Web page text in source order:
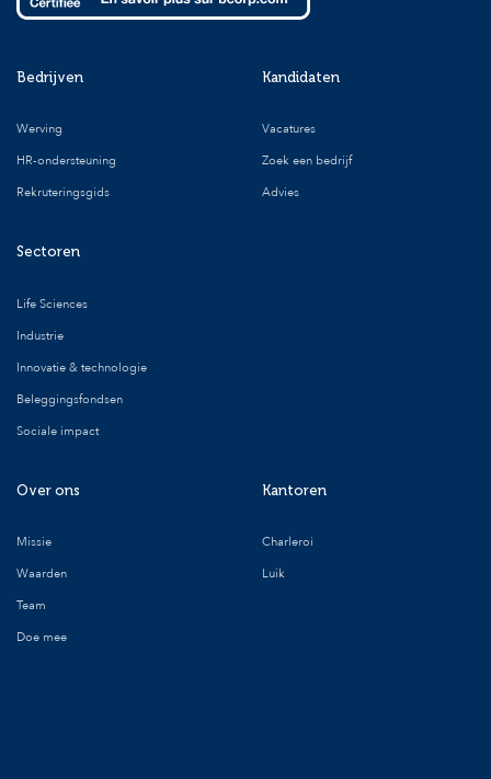
Bedrijven
Werving
HR-ondersteuning
Rekruteringsgids
Sectoren
Life Sciences
Industrie
Innovatie & technologie
Beleggingsfondsen
Sociale impact
Kandidaten
Vacatures
Zoek een bedrijf
Advies
Over ons
Missie
Waarden
Team
Doe mee
Kantoren
Charleroi
Luik